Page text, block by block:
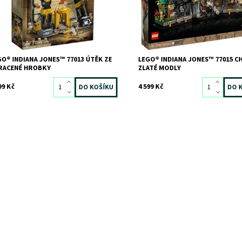
LEGO
INDIANA JONES™ 77013 ÚTĚK ZE
HROBKY
Kč
Značka:
LEGO
LEGO® INDIANA JONES™ 77015
ZLATÉ MODLY
4 599 Kč